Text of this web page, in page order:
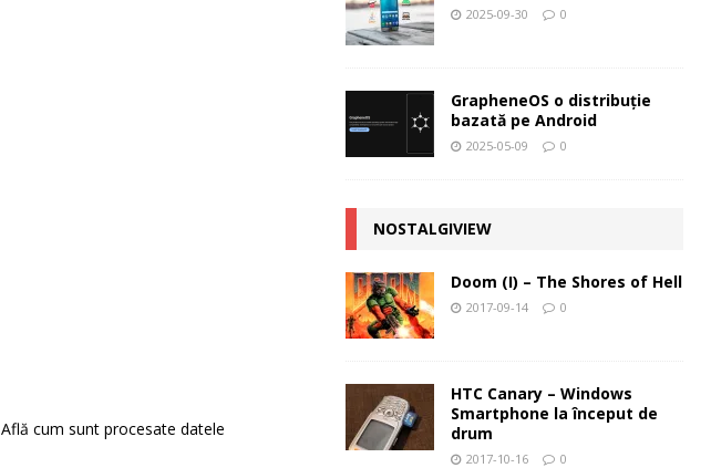
Află cum sunt procesate datele
2025-09-30 0
GrapheneOS o distribuție
bazată pe Android
2025-05-09 0
NOSTALGIVIEW
Doom (I) – The Shores of Hell
2017-09-14 0
HTC Canary – Windows
Smartphone la început de
drum
2017-10-16 0